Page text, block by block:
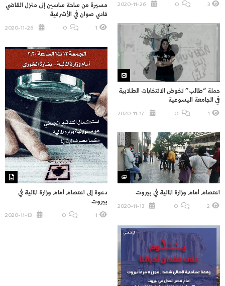
مسيرة من ساحة ساسين إلى منزل القاضي
فادي صوان في الأشرفية
1
O
3
حملة “طالب” تخوض الانتخابات الطلابية
في الجامعة اليسوعية
1
دعوة إلى اعتصام أمام وزارة المالية في
بيروت
1
O
اعتصام أمام وزارة المالية في بيروت
2
O